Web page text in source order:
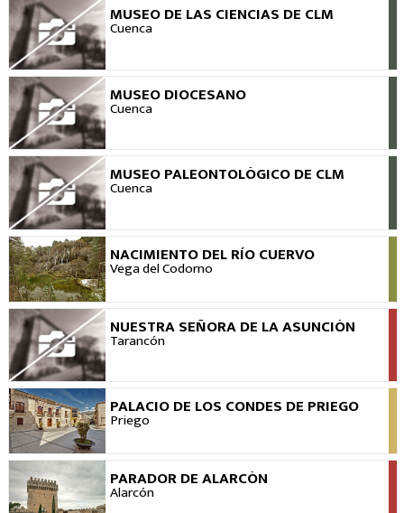
MUSEO DE LAS CIENCIAS DE CLM
Cuenca VER
MUSEO DIOCESANO
Cuenca VER
MUSEO PALEONTOLÓGICO DE CLM
Cuenca VER
NACIMIENTO DEL RÍO CUERVO
Vega del Codorno
VER
NUESTRA SEÑORA DE LA ASUNCIÓN
Tarancón VER
PALACIO DE LOS CONDES DE PRIEGO
Priego VER
PARADOR DE ALARCÓN
Alarcón VER